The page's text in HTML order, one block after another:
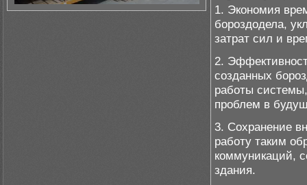
1. Экономия
бороздодела,
затрат сил и
2.
созданных
работы
проблем в
3. Сохранение
работу таким
коммуникаций,
здания.